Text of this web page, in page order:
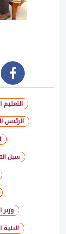
التعليم
الرئيس
سبل
البنية